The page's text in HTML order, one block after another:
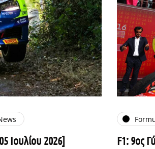
Ιουλίου 2026] F1: 9ος